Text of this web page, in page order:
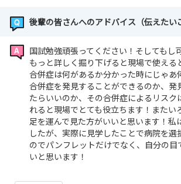
後輩の皆さんへのアドバイス（伝えたい
国試勉強頑張ってください！そしてもし
もっと詳しく掘り下げると現場で使える
合併症は何があるか分かった時にじゃあ
合併症を発見することができるのか、発
たらいいのか、その合併症によるリスク
れると現場でとても役立ちます！またい
足を運んで見た方がいいと思います！私
したが、実際に見学したことで病院を選
のでパンフレットだけでなく、自分の目
いと思います！